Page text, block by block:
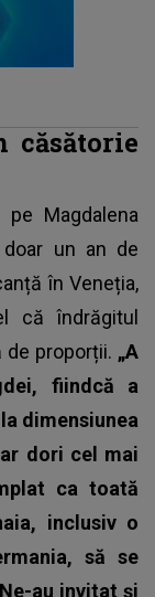
căsătorie
Magdalena
un an de
în Veneția,
că îndrăgitul
proporții. „A
fiindcă a
dimensiunea
dori cel mai
ca toată
inclusiv o
să se
au invitat și